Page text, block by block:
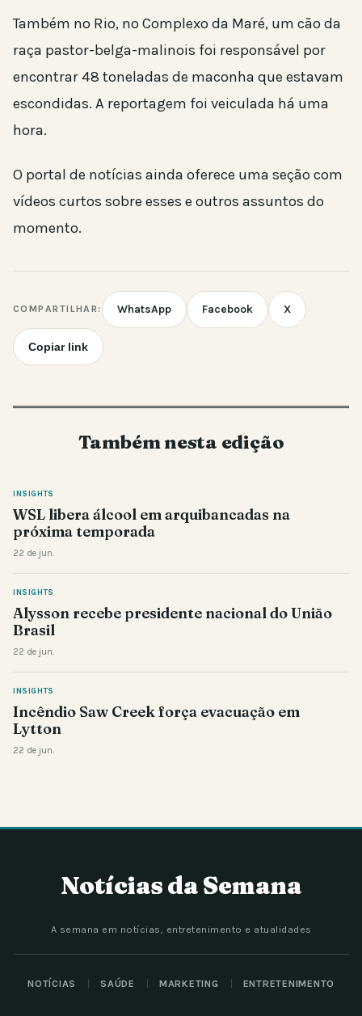
Também no Rio, no Complexo da Maré, um cão da
raça pastor-belga-malinois foi responsável por
encontrar 48 toneladas de maconha que estavam
escondidas. A reportagem foi veiculada há uma
hora.
O portal de notícias ainda oferece uma seção com
vídeos curtos sobre esses e outros assuntos do
momento.
COMPARTILHAR: WhatsApp Facebook X
Copiar link
Também nesta edição
INSIGHTS
WSL libera álcool em arquibancadas na
próxima temporada
22 de jun.
INSIGHTS
Alysson recebe presidente nacional do União
Brasil
22 de jun.
INSIGHTS
Incêndio Saw Creek força evacuação em
Lytton
22 de jun.
Notícias da Semana
A semana em notícias, entretenimento e atualidades
NOTÍCIAS SAÚDE MARKETING ENTRETENIMENTO